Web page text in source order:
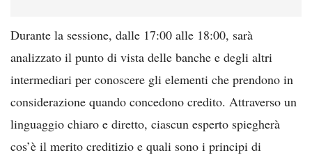
Durante la sessione, dalle 17:00 alle 18:00, sarà
analizzato il punto di vista delle banche e degli altri
intermediari per conoscere gli elementi che prendono in
considerazione quando concedono credito. Attraverso un
linguaggio chiaro e diretto, ciascun esperto spiegherà
cos’è il merito creditizio e quali sono i principi di